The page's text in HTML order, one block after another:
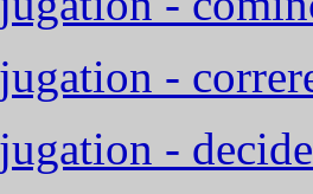
-
-